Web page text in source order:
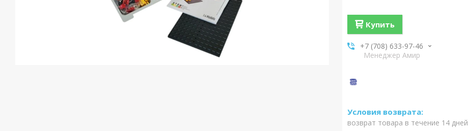
Купить
+7 (708) 633-97-46
Менеджер Амир
возврат товара в течение 14 дней